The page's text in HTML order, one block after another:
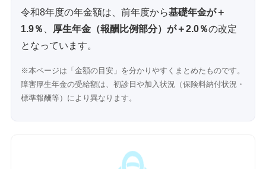
令和8年度の年金額は、前年度から基礎年金が＋
1.9％
厚生年金（報酬比例部分）が＋2.0％の改定
となっています。
※本ページは「金額の目安」を分かりやすくまとめたものです。
障害厚生年金の受給額は、初診日や加入状況（保険料納付状況・
標準報酬等）により異なります。